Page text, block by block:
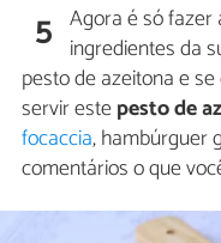
5 Agora é só fazer
ingredientes da
pesto de azeitona e
servir estepesto de
focaccia, hambúrguer
comentários o que